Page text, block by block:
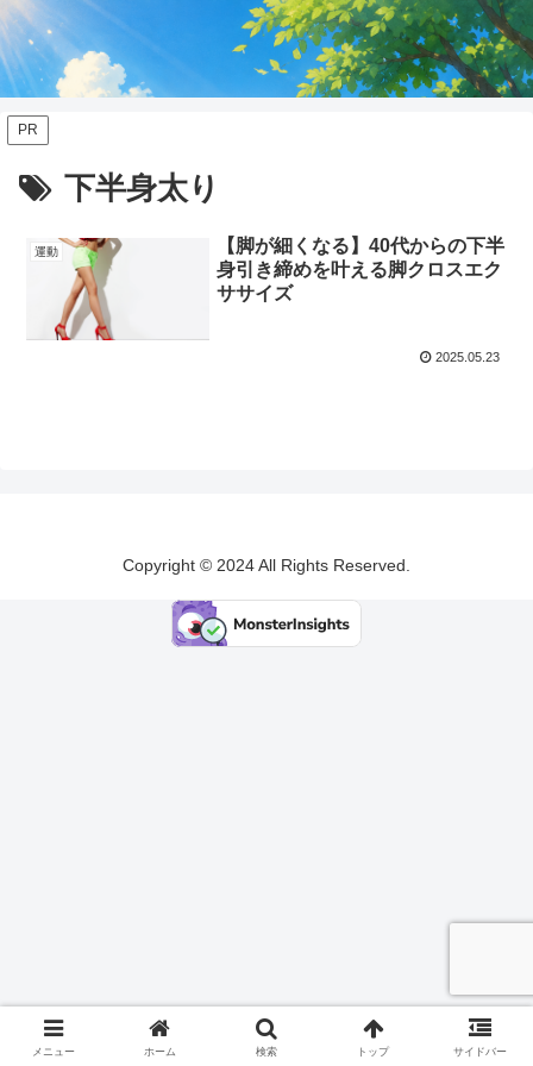
PR
下半身太り
運動
【脚が細くなる】40代からの下半
身引き締めを叶える脚クロスエク
ササイズ
2025.05.23
Copyright © 2024 All Rights Reserved.
メニュー ホーム 検索 トップ サイドバー